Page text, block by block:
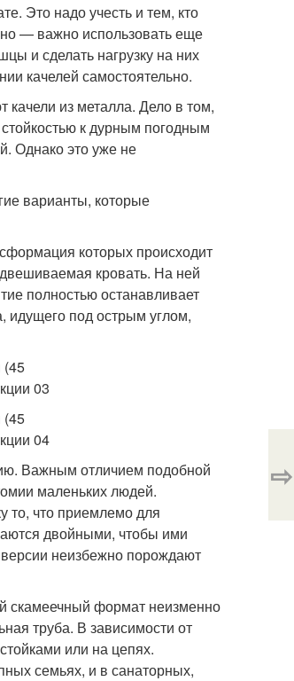
Это надо учесть и тем, кто
— важно использовать еще
и сделать нагрузку на них
качелей самостоятельно.
из металла. Дело в том,
к дурным погодным
Однако это уже не
варианты, которые
которых происходит
кровать. На ней
полностью останавливает
идущего под острым углом,
Важным отличием подобной
маленьких людей.
то, что приемлемо для
двойными, чтобы ими
неизбежно порождают
скамеечный формат неизменно
труба. В зависимости от
или на цепях.
семьях, и в санаторных,
⇨